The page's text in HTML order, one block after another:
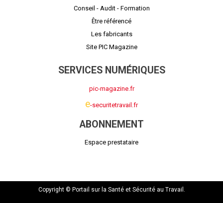
Conseil - Audit - Formation
Être référencé
Les fabricants
Site PIC Magazine
SERVICES NUMÉRIQUES
pic-magazine.fr
e-securitetravail.fr
ABONNEMENT
Espace prestataire
Copyright © Portail sur la Santé et Sécurité au Travail.